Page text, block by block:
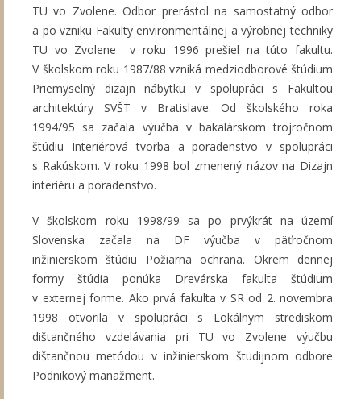
TU vo Zvolene. Odbor prerástol na samostatný odbor
a po vzniku Fakulty environmentálnej a výrobnej techniky
TU vo Zvolene v roku 1996 prešiel na túto fakultu.
V školskom roku 1987/88 vzniká medziodborové štúdium
Priemyselný dizajn nábytku v spolupráci s Fakultou
architektúry SVŠT v Bratislave. Od školského roka
1994/95 sa začala výučba v bakalárskom trojročnom
štúdiu Interiérová tvorba a poradenstvo v spolupráci
s Rakúskom. V roku 1998 bol zmenený názov na Dizajn
interiéru a poradenstvo.
V školskom roku 1998/99 sa po prvýkrát na území
Slovenska začala na DF výučba v päťročnom
inžinierskom štúdiu Požiarna ochrana. Okrem dennej
formy štúdia ponúka Drevárska fakulta štúdium
v externej forme. Ako prvá fakulta v SR od 2. novembra
1998 otvorila v spolupráci s Lokálnym strediskom
dištančného vzdelávania pri TU vo Zvolene výučbu
dištančnou metódou v inžinierskom študijnom odbore
Podnikový manažment.